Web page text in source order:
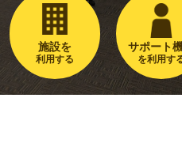
施設を
利用する
サポート
を利用す